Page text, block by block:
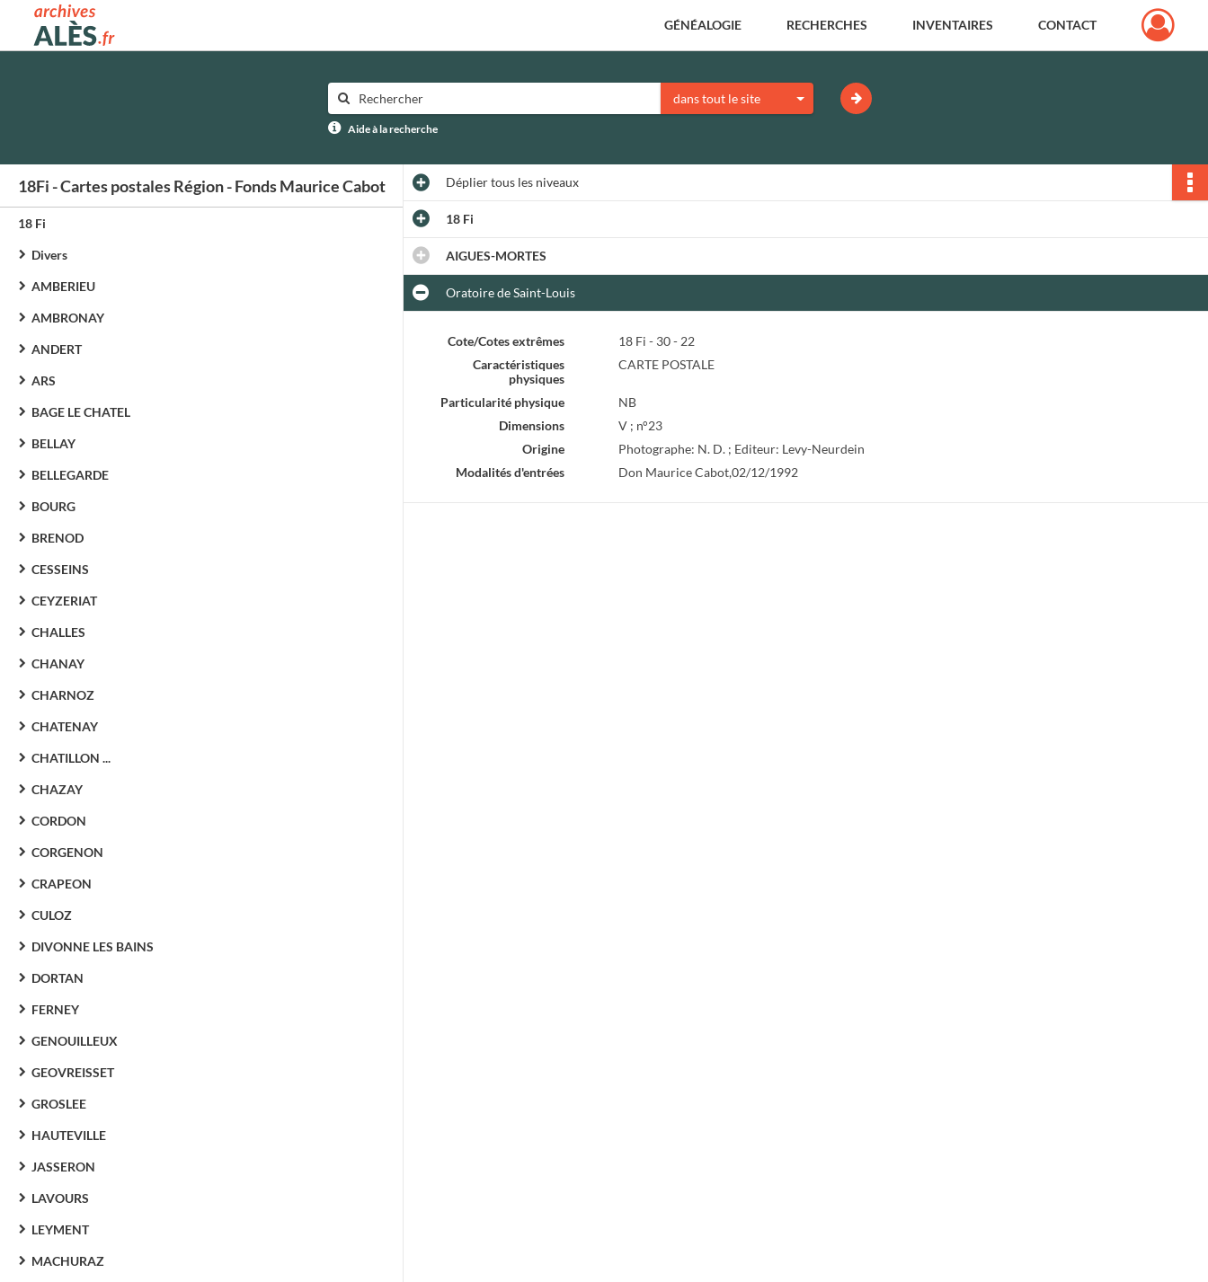
Archives municipales d'Alès GÉNÉALOGIE RECHERCHES INVENTAIRES CONTACT
dans tout le site
Aide à la recherche
18Fi - Cartes postales Région - Fonds Maurice Cabot
18 Fi
Divers
AMBERIEU
AMBRONAY
ANDERT
ARS
BAGE LE CHATEL
BELLAY
BELLEGARDE
BOURG
BRENOD
CESSEINS
CEYZERIAT
CHALLES
CHANAY
CHARNOZ
CHATENAY
CHATILLON ...
CHAZAY
CORDON
CORGENON
CRAPEON
CULOZ
DIVONNE LES BAINS
DORTAN
FERNEY
GENOUILLEUX
GEOVREISSET
GROSLEE
HAUTEVILLE
JASSERON
LAVOURS
LEYMENT
MACHURAZ
Dépliertous les niveaux
18 Fi
AIGUES-MORTES
Oratoire de Saint-Louis
Cote/Cotes extrêmes
18 Fi - 30 - 22
Caractéristiques
physiques
CARTE POSTALE
Particularité physique
NB
Dimensions
V ; n°23
Origine
Photographe: N. D. ; Editeur: Levy-Neurdein
Modalités d'entrées
Don Maurice Cabot,02/12/1992